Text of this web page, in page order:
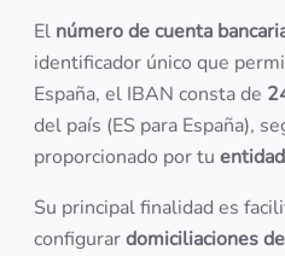
El número de cuenta
identificador único que
España, el IBAN consta de
del país (ES para España),
proporcionado por tu
Su principal finalidad es
configurardomiciliaciones